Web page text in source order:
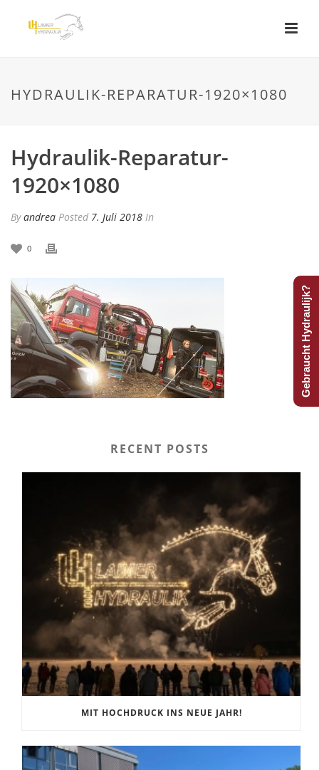
HYDRAULIK-REPARATUR-1920×1080
Hydraulik-Reparatur-
1920×1080
Byandrea Posted 7. Juli 2018 In
0
RECENT POSTS
MIT HOCHDRUCK INS NEUE JAHR!
Gebraucht Hydraulijk?